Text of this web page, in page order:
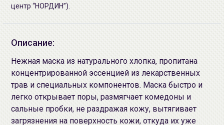
центр “НОРДИН”).
Описание:
Нежная маска из натурального хлопка, пропитана
концентрированной эссенцией из лекарственных
трав и специальных компонентов. Маска быстро и
легко открывает поры, размягчает комедоны и
сальные пробки, не раздражая кожу, вытягивает
загрязнения на поверхность кожи, откуда их уже